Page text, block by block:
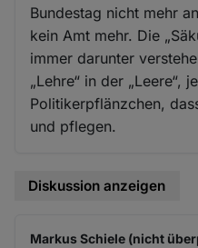
Bundestag nicht mehr
kein Amt mehr. Die
immer darunter
„Lehre“ in der „Leere“,
Politikerpflänzchen,
und pflegen.
Diskussion anzeigen
Markus Schiele (nicht